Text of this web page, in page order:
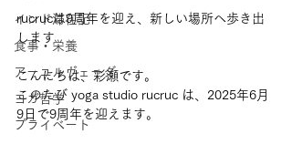
インド滞在記
食事・栄養
アーユルヴェーダ
ヨガ哲学
プライベート
rucrucは9周年を迎え、新しい場所へ歩き出
します
こんにちは、彩瀬です。
このたび yoga studio rucruc は、2025年6月
9日で9周年を迎えます。